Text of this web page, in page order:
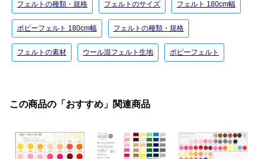
フェルトの種類・規格 フェルトのサイズ フェルト 180cm幅
ポピーフェルト 180cm幅 フェルトの種類・規格
フェルトの素材 ウール混フェルト生地 ポピーフェルト
この商品の「おすすめ」関連商品